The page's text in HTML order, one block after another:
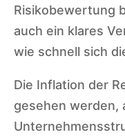
Risikobewertung
auch ein klares
wie schnell sich
Die Inflation der
gesehen werden,